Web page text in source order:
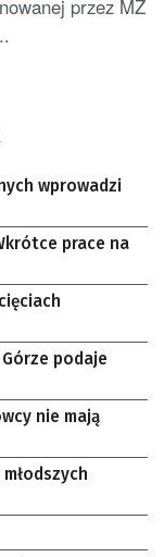
przez MZ
wprowadzi
prace na
podaje
nie mają